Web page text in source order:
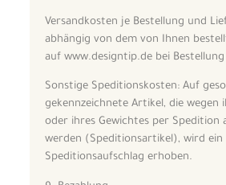
Versandkosten je Bestellung und
abhängig von dem von Ihnen
auf www.designtip.de bei
Sonstige Speditionskosten: Auf
gekennzeichnete Artikel, die wegen
oder ihres Gewichtes per Spedition
werden (Speditionsartikel), wird ein
Speditionsaufschlag erhoben.